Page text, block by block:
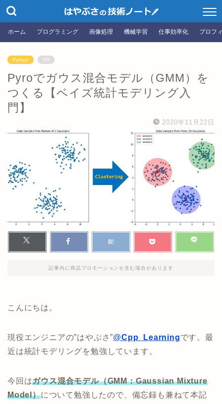
ホーム プログラミング 画像処理 機械学習 仕事効率化 プロフ
Python PR
Pyroでガウス混合モデル（GMM）を
つくる【ベイズ統計モデリング入
門】
2020年11月22日
記事内に商品プロモーションを含む場合があります
こんにちは。
現役エンジニアの”はやぶさ”@Cpp_Learningです。最
近は統計モデリングを勉強しています。
今回はガウス混合モデル（GMM：Gaussian Mixture
Model）について勉強したので、備忘録も兼ねて本記